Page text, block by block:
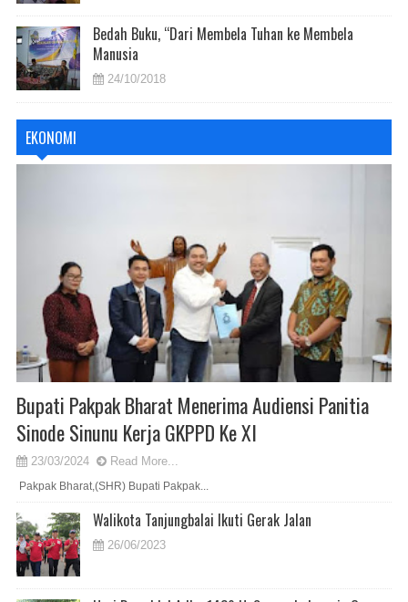
Bedah Buku, “Dari Membela Tuhan ke Membela
Manusia
24/10/2018
EKONOMI
Bupati Pakpak Bharat Menerima Audiensi Panitia
Sinode Sinunu Kerja GKPPD Ke XI
23/03/2024 Read More...
Pakpak Bharat,(SHR) Bupati Pakpak...
Walikota Tanjungbalai Ikuti Gerak Jalan
26/06/2023